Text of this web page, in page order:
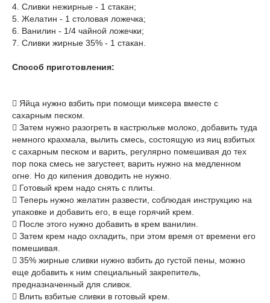
4. Сливки нежирные - 1 стакан;
5. Желатин - 1 столовая ложечка;
6. Ванилин - 1/4 чайной ложечки;
7. Сливки жирные 35% - 1 стакан.
Способ приготовления:
 Яйца нужно взбить при помощи миксера вместе с
сахарным песком.
 Затем нужно разогреть в кастрюльке молоко, добавить туда
немного крахмала, вылить смесь, состоящую из яиц взбитых
с сахарным песком и варить, регулярно помешивая до тех
пор пока смесь не загустеет, варить нужно на медленном
огне. Но до кипения доводить не нужно.
 Готовый крем надо снять с плиты.
 Теперь нужно желатин развести, соблюдая инструкцию на
упаковке и добавить его, в еще горячий крем.
 После этого нужно добавить в крем ванилин.
 Затем крем надо охладить, при этом время от времени его
помешивая.
 35% жирные сливки нужно взбить до густой пены, можно
еще добавить к ним специальный закрепитель,
предназначенный для сливок.
 Влить взбитые сливки в готовый крем.